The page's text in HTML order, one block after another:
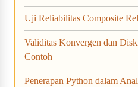
Uji Reliabilitas Composite
Validitas Konvergen dan
Contoh
Penerapan Python dalam